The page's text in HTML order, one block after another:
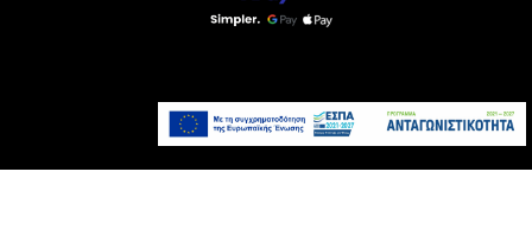
Προσθήκη στο καλάθι